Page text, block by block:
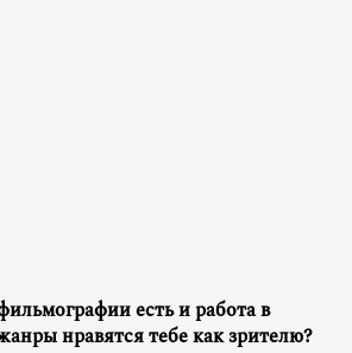
есть и работа в
нравятся тебе как зрителю?